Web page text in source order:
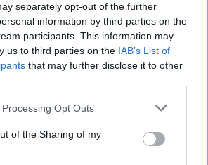
separately opt-out of the further
information by third parties on the
participants. This information may
us to third parties on the IAB’s List of
that may further disclose it to other
Opt Outs
of the Sharing of my